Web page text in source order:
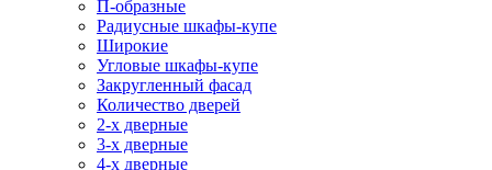
П-образные
Радиусные шкафы-купе
Широкие
Угловые шкафы-купе
Закругленный фасад
Количество дверей
2-х дверные
3-х дверные
4-х дверные